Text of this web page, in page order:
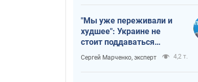
"Мы уже переживали и
худшее": Украине не
стоит поддаваться
отчаянию из-за
ракетного террора
Сергей Марченко, эксперт 4,2 т.